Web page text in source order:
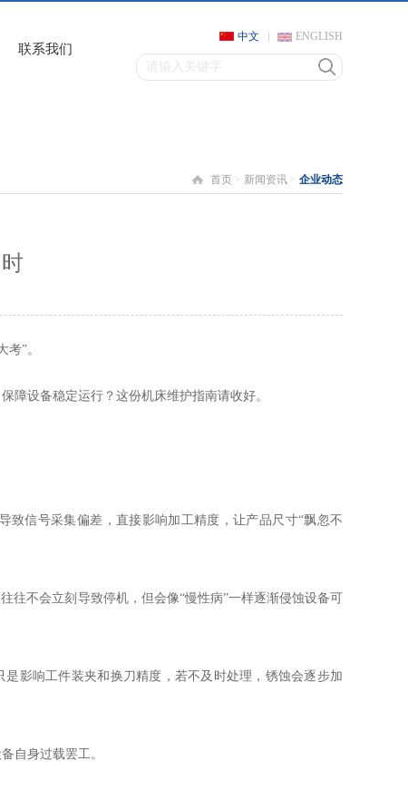
中文 ENGLISH
联系我们
首页 > 新闻资讯 > 企业动态
”。
障设备稳定运行？这份机床维护指南请收好。
信号采集偏差，直接影响加工精度，让产品尺寸“飘忽不
不会立刻导致停机，但会像“慢性病”一样逐渐侵蚀设备可
影响工件装夹和换刀精度，若不及时处理，锈蚀会逐步加
自身过载罢工。